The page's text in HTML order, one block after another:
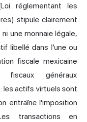
réglementant les
stipule clairement
une monnaie légale,
libellé dans l'une ou
fiscale mexicaine
généraux
les actifs virtuels sont
entraîne l'imposition
transactions en